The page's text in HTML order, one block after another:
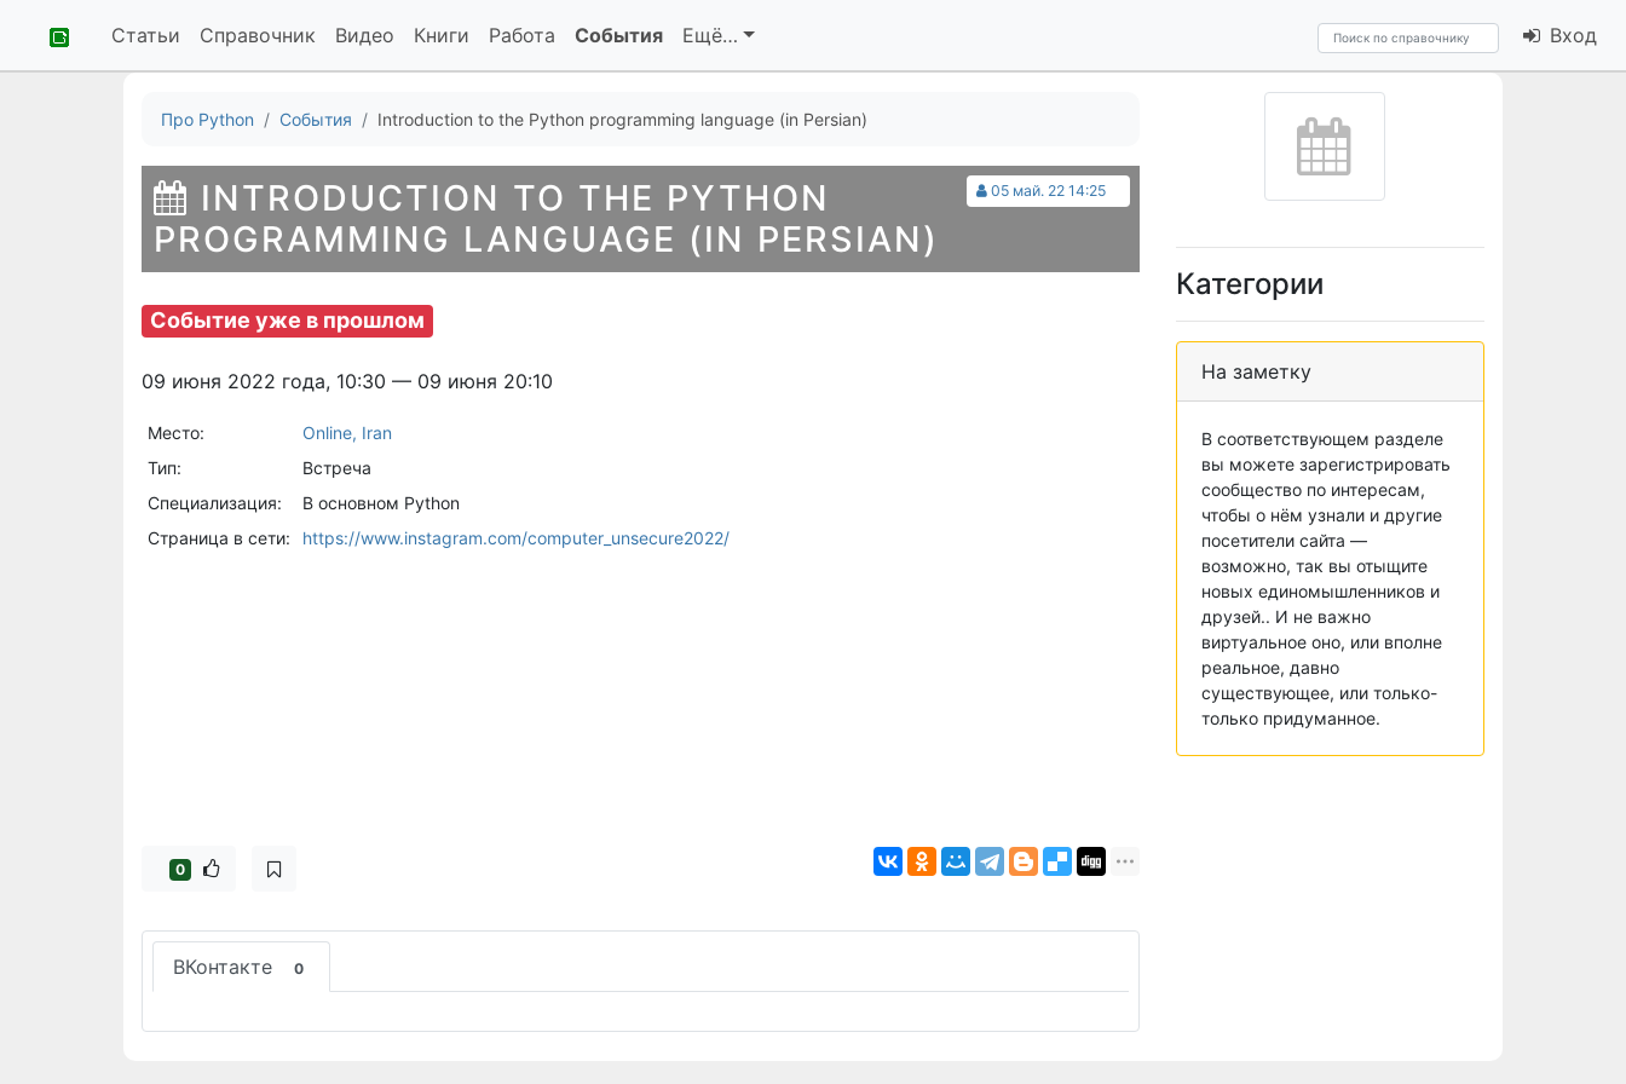
Статьи Справочник Видео Книги Работа События Ещё… Вход
Про Python События Introduction to the Python programming language (in Persian)
05 май. 22 14:25
INTRODUCTION TO THE PYTHON
PROGRAMMING LANGUAGE (IN PERSIAN)
Событие уже в прошлом
09 июня 2022 года, 10:30 — 09 июня 20:10
Место:
Online, Iran
Тип:
Встреча
Специализация:
В основном Python
Страница в сети:
https://www.instagram.com/computer_unsecure2022/
0
ВКонтакте 0
Категории
На заметку
В соответствующем разделе
вы можете зарегистрировать
сообщество по интересам,
чтобы о нём узнали и другие
посетители сайта —
возможно, так вы отыщите
новых единомышленников и
друзей.. И не важно
виртуальное оно, или вполне
реальное, давно
существующее, или только-
только придуманное.